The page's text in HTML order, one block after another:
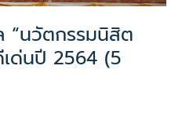
“นวัตกรรมนิสิต
ด่นปี 2564 (5